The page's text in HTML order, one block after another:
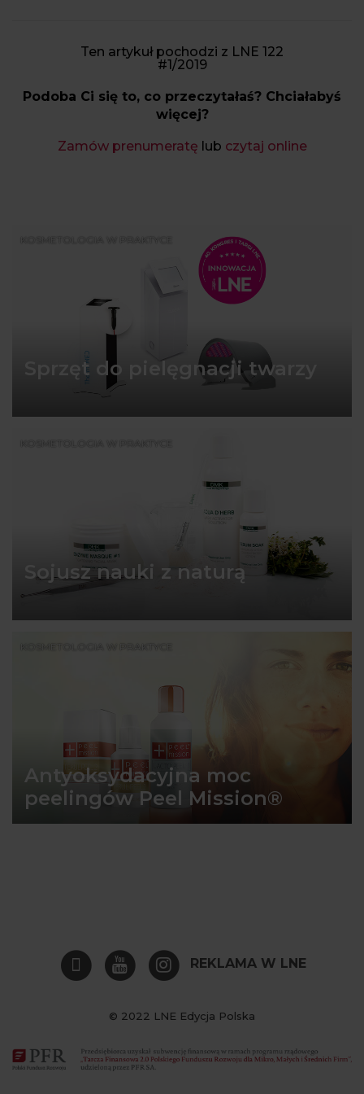
Ten artykuł pochodzi z LNE 122
#1/2019
Podoba Ci się to, co przeczytałaś? Chciałabyś
więcej?
Zamów prenumeratę lub czytaj online
KOSMETOLOGIA W PRAKTYCE
Sprzęt do pielęgnacji twarzy
KOSMETOLOGIA W PRAKTYCE
Sojusz nauki z naturą
KOSMETOLOGIA W PRAKTYCE
Antyoksydacyjna moc
peelingów Peel Mission®
REKLAMA W LNE
© 2022 LNE Edycja Polska